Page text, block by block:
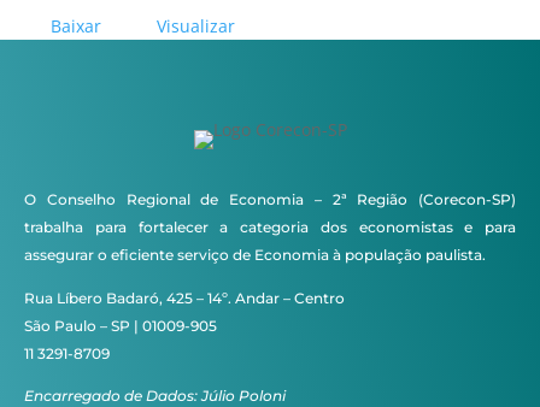
Baixar Visualizar
O Conselho Regional de Economia – 2ª Região (Corecon-SP)
trabalha para fortalecer a categoria dos economistas e para
assegurar o eficiente serviço de Economia à população paulista.
Rua Líbero Badaró, 425 – 14º. Andar – Centro
São Paulo – SP | 01009-905
11 3291-8709
Encarregado de Dados: Júlio Poloni